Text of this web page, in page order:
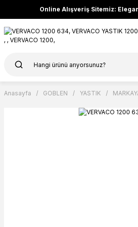
Online Alışveriş Sitemiz:
Anasayfa GOBLEN YASTIK